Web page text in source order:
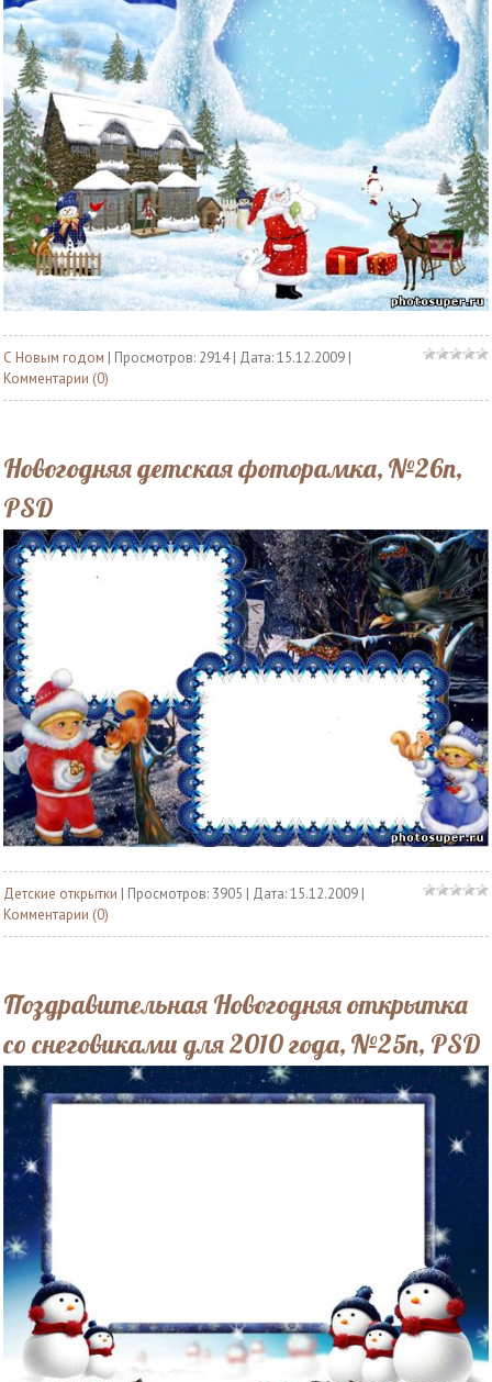
С Новым годом | Просмотров: 2914 | Дата:15.12.2009 |
Комментарии (0)
Новогодняя детская фоторамка, №26n,
PSD
Детские открытки | Просмотров: 3905 | Дата:15.12.2009 |
Комментарии (0)
Поздравительная Новогодняя открытка
со снеговиками для 2010 года, №25n, PSD